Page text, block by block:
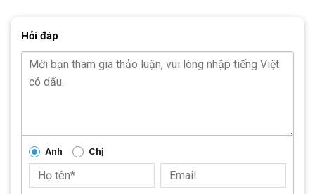
kiện tiện ích giúp tăng cường sự tiện lợi và an toàn cho bé. Bao
Giỏ xe: Giúp bé có thể dễ dàng mang theo đồ chơi hoặc
vật dụng cá nhân khi đi dạo hoặc đi chơi, làm tăng thêm
Bộ bánh phụ: Rất hữu ích cho các bé mới bắt đầu học đi
xe đạp, giúp bé giữ thăng bằng dễ dàng hơn trong quá trình
Hỏi đáp
Anh Chị